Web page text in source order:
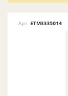
Арт ETM3335014